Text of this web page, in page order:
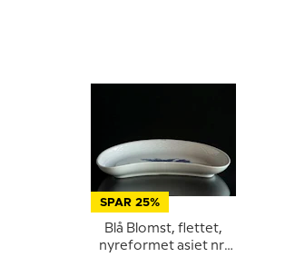
SPAR 25%
Blå Blomst, flettet,
nyreformet asiet nr.